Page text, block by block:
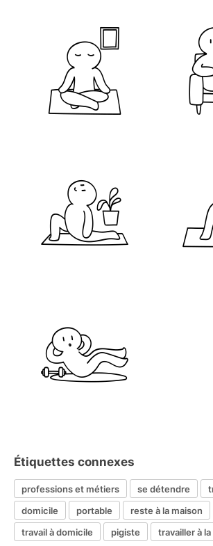
Étiquettes connexes
professions et métiers se détendre
domicile
portable reste à la maison
travail à domicile
pigiste travailler à